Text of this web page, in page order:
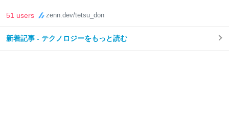
51 users zenn.dev/tetsu_don
新着記事 - テクノロジーをもっと読む